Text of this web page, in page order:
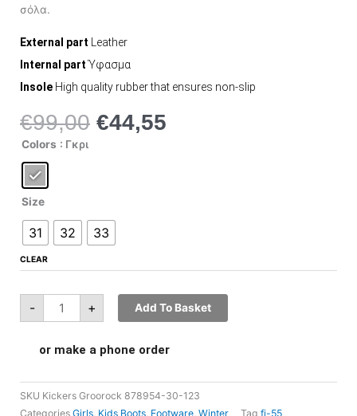
σόλα.
External part Leather
Internal partΎφασμα
Insole High quality rubber that ensures non-slip
€99,00 Original
€44,55
Colors : Γκρι
Size
31 32 33
CLEAR
-
Kickers
Groorock
30-
quantity
+ Add To Basket
or make a phone order
SKU Kickers Groorock 878954-30-123
Categories Girls Kids Boots Footware Winter Tag fj-55